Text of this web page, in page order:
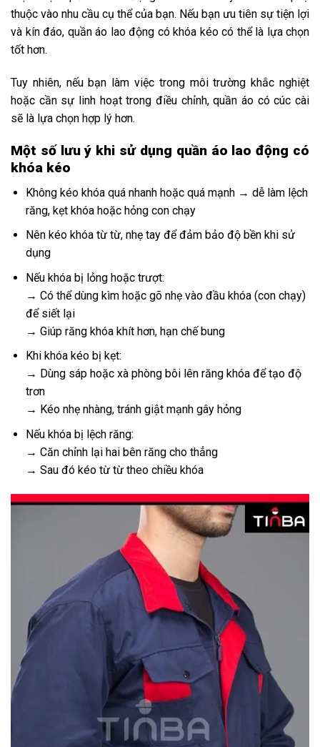
thuộc vào nhu cầu cụ thể của bạn. Nếu bạn ưu tiên sự tiện lợi
và kín đáo, quần áo lao động có khóa kéo có thể là lựa chọn
tốt hơn.
Tuy nhiên, nếu bạn làm việc trong môi trường khắc nghiệt
hoặc cần sự linh hoạt trong điều chỉnh, quần áo có cúc cài
sẽ là lựa chọn hợp lý hơn.
Một số lưu ý khi sử dụng quần áo lao động có
khóa kéo
Không kéo khóa quá nhanh hoặc quá mạnh → dễ làm lệch
răng, kẹt khóa hoặc hỏng con chạy
Nên kéo khóa từ từ, nhẹ tay để đảm bảo độ bền khi sử
dụng
Nếu khóa bị lỏng hoặc trượt:
→ Có thể dùng kìm hoặc gõ nhẹ vào đầu khóa (con chạy)
để siết lại
→ Giúp răng khóa khít hơn, hạn chế bung
Khi khóa kéo bị kẹt:
→ Dùng sáp hoặc xà phòng bôi lên răng khóa để tạo độ
trơn
→ Kéo nhẹ nhàng, tránh giật mạnh gây hỏng
Nếu khóa bị lệch răng:
→ Căn chỉnh lại hai bên răng cho thẳng
→ Sau đó kéo từ từ theo chiều khóa